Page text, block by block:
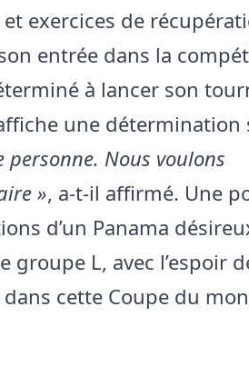
exercices de
entrée dans la
à lancer son
une détermination
personne. Nous voulons
», a-t-il affirmé. Une
d’un Panama
L, avec l’espoir
cette Coupe du